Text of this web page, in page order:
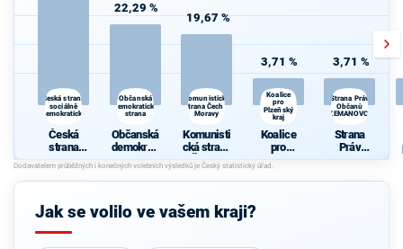
Česká strana
sociálně
demokratická
Česká
strana
sociálně
demokrati
cká
22,29 %
Občanská
demokratická
strana
Občanská
demokrati
cká strana
19,67 %
Komunistická
strana Čech a
Moravy
Komunisti
cká strana
Čech a
Moravy
3,71 %
Koalice
pro
Plzeňský
kraj
Koalice
pro
Plzeňský
kraj
3,71 %
Strana Práv
Občanů
ZEMANOVCI
Strana
Práv
Občanů
VCI
Jak se volilo ve vašem kraji?